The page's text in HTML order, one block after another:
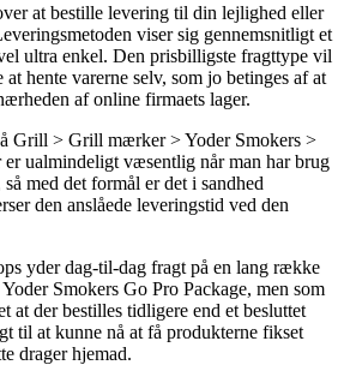
at bestille levering til din lejlighed eller
viser sig gennemsnitligt et
ultra enkel. Den prisbilligste fragttype vil
hente varerne selv, som jo betinges af at
af online firmaets lager.
Grill > Grill mærker > Yoder Smokers >
ualmindeligt væsentlig når man har brug
med det formål er det i sandhed
den anslåede leveringstid ved den
yder dag-til-dag fragt på en lang række
Smokers Go Pro Package, men som
at der bestilles tidligere end et besluttet
til at kunne nå at få produkterne fikset
drager hjemad.